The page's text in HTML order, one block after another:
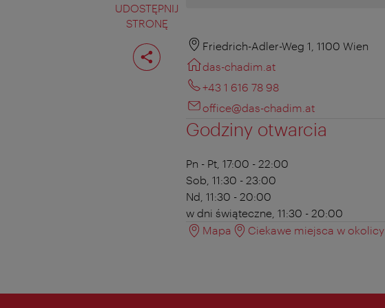
UDOSTĘPNIJ
STRONĘ
Podziel
stronę
Friedrich-Adler-Weg 1, 1100 Wien
das-chadim.at
+43 1 616 78 98
office@das-chadim.at
Godziny otwarcia
Pn - Pt, 17:00 - 22:00
Sob, 11:30 - 23:00
Nd, 11:30 - 20:00
w dni świąteczne, 11:30 - 20:00
Mapa
Ciekawe miejsca w okolicy